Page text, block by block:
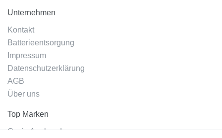
Unternehmen
Kontakt
Batterieentsorgung
Impressum
Datenschutzerklärung
AGB
Über uns
Top Marken
Casio Armband